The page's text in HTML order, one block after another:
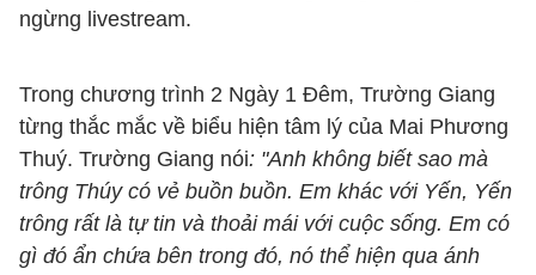
ngừng livestream.
Trong chương trình 2 Ngày 1 Đêm, Trường Giang
từng thắc mắc về biểu hiện tâm lý của Mai Phương
Thuý. Trường Giang nói: "Anh không biết sao mà
trông Thúy có vẻ buồn buồn. Em khác với Yến, Yến
trông rất là tự tin và thoải mái với cuộc sống. Em có
gì đó ẩn chứa bên trong đó, nó thể hiện qua ánh